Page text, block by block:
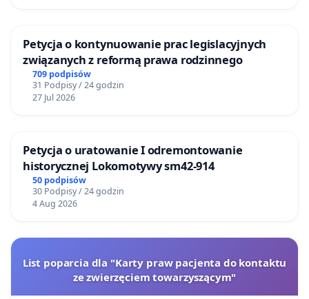
Petycja o kontynuowanie prac legislacyjnych
związanych z reformą prawa rodzinnego
709 podpisów
31 Podpisy / 24 godzin
27 Jul 2026
Petycja o uratowanie I odremontowanie
historycznej Lokomotywy sm42-914
50 podpisów
30 Podpisy / 24 godzin
4 Aug 2026
List poparcia dla "Karty praw pacjenta do kontaktu
ze zwierzęciem towarzyszącym"